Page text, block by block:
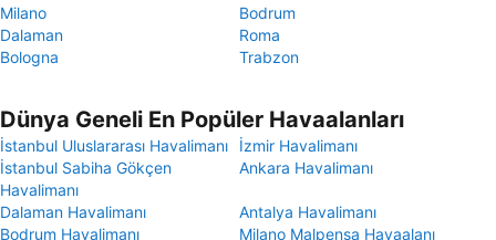
Milano
Bodrum
Dalaman
Roma
Bologna
Trabzon
Dünya Geneli En Popüler Havaalanları
İstanbul Uluslararası Havalimanı
İzmir Havalimanı
İstanbul Sabiha Gökçen
Havalimanı
Ankara Havalimanı
Dalaman Havalimanı
Antalya Havalimanı
Bodrum Havalimanı
Milano Malpensa Havaalanı